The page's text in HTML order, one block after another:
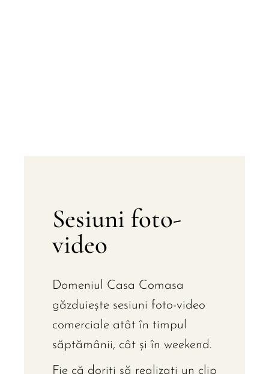
Sesiuni foto-
video
Domeniul Casa Comasa
găzduiește sesiuni foto-video
comerciale atât în timpul
săptămânii, cât și în weekend.
Fie că doriți să realizați un clip